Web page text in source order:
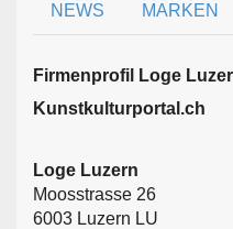
NEWS MARKEN
Firmen­profil Loge
Kunstkulturportal.ch
Loge Luzern
Moosstrasse 26
6003 Luzern LU